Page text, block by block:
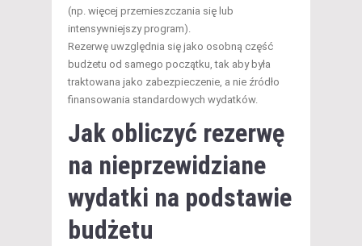
(np. więcej przemieszczania się lub
intensywniejszy program).
Rezerwę uwzględnia się jako osobną część
budżetu od samego początku, tak aby była
traktowana jako zabezpieczenie, a nie źródło
finansowania standardowych wydatków.
Jak obliczyć rezerwę
na nieprzewidziane
wydatki na podstawie
budżetu